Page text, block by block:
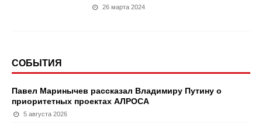
26 марта 2024
СОБЫТИЯ
Павел Маринычев рассказал Владимиру Путину о
приоритетных проектах АЛРОСА
5 августа 2026